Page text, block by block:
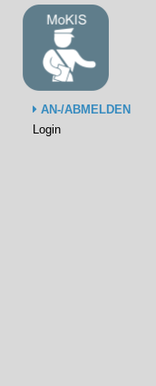
AN-/ABMELDEN
Login